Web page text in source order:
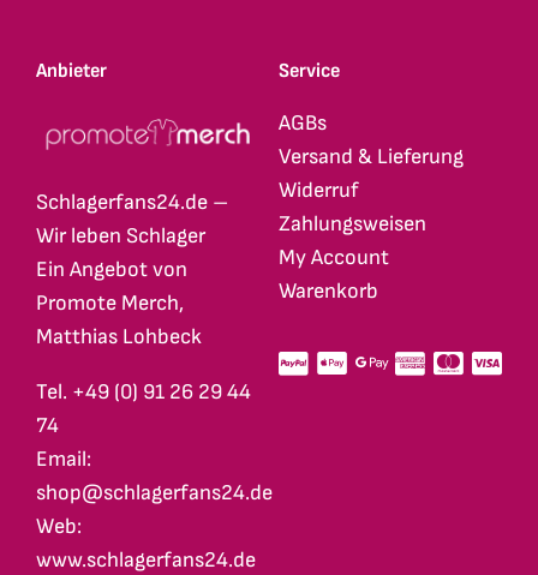
Anbieter
Schlagerfans24.de –
Wir leben Schlager
Ein Angebot von
Promote Merch,
Matthias Lohbeck
Tel. +49 (0) 91 26 29 44
74
Email:
shop@schlagerfans24.de
Web:
www.schlagerfans24.de
Service
AGBs
Versand & Lieferung
Widerruf
Zahlungsweisen
My Account
Warenkorb